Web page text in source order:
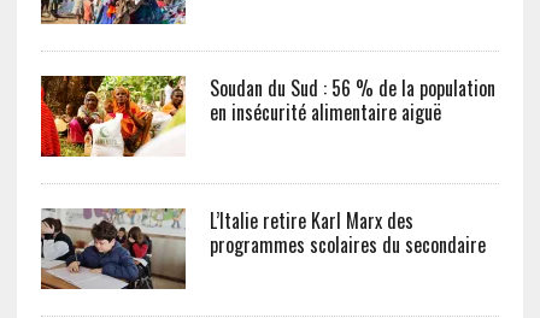
Soudan du Sud : 56 % de la population
en insécurité alimentaire aiguë
L’Italie retire Karl Marx des
programmes scolaires du secondaire